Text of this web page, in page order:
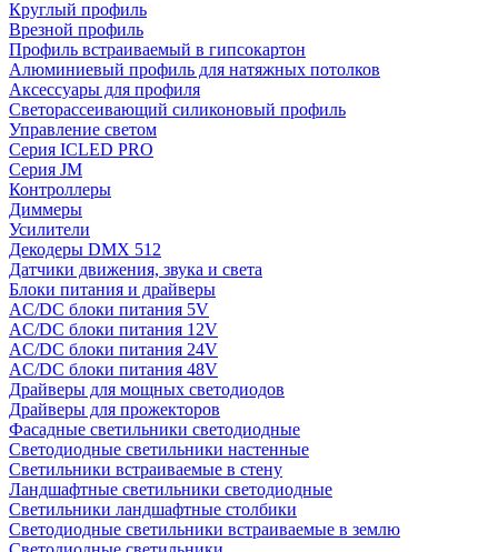
Круглый профиль
Врезной профиль
Профиль встраиваемый в гипсокартон
Алюминиевый профиль для натяжных потолков
Аксессуары для профиля
Светорассеивающий силиконовый профиль
Управление светом
Серия ICLED PRO
Серия JM
Контроллеры
Диммеры
Усилители
Декодеры DMX 512
Датчики движения, звука и света
Блоки питания и драйверы
AC/DC блоки питания 5V
AC/DC блоки питания 12V
AC/DC блоки питания 24V
AC/DC блоки питания 48V
Драйверы для мощных светодиодов
Драйверы для прожекторов
Фасадные светильники светодиодные
Светодиодные светильники настенные
Светильники встраиваемые в стену
Ландшафтные светильники светодиодные
Светильники ландшафтные столбики
Светодиодные светильники встраиваемые в землю